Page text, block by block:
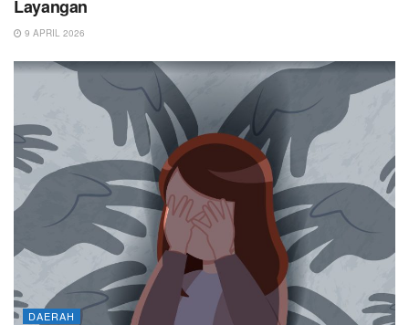
Layangan
9 APRIL 2026
DAERAH